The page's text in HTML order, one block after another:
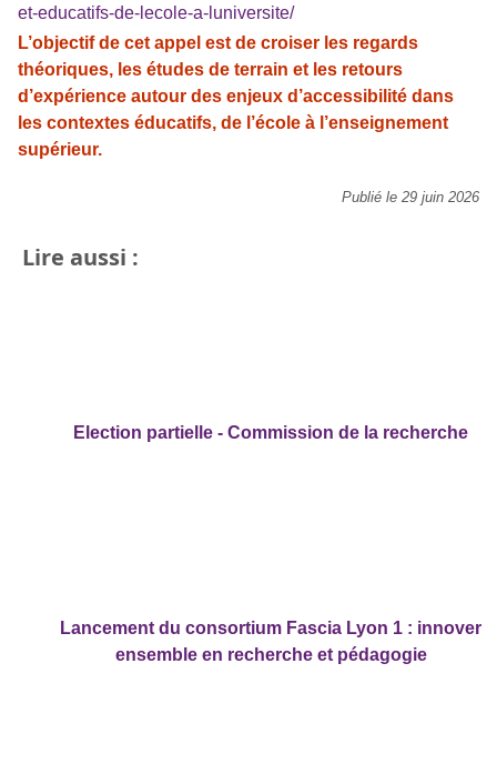
et-educatifs-de-lecole-a-luniversite/
L’objectif de cet appel est de croiser les regards
théoriques, les études de terrain et les retours
d’expérience autour des enjeux d’accessibilité dans
les contextes éducatifs, de l’école à l’enseignement
supérieur.
Publié le 29 juin 2026
Lire aussi :
Election partielle - Commission de la recherche
Lancement du consortium Fascia Lyon 1 : innover
ensemble en recherche et pédagogie